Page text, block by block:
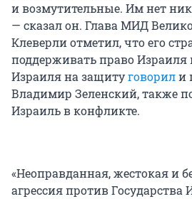
и возмутительные. Им нет
— сказал он. Глава МИД
Клеверли отметил, что его
поддерживать право Израиля
Израиля на защитуговорили
Владимир Зеленский, также
Израиль в конфликте.
«Неоправданная, жестокая и
агрессия против Государства